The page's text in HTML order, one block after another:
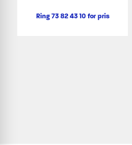
Ring 73 82 43 10 for pris